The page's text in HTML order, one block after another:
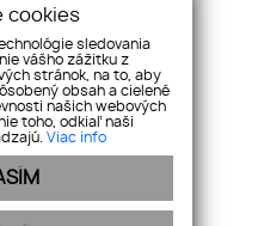
reality.sk
KONTAKT CHCEM PREDAŤ
REALVIA.sk
cookies
sledovania
vášho zážitku z
stránok, na to, aby
obsah a cielené
našich webových
toho, odkiaľ naši
Viac info